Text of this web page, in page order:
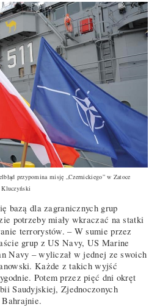
przypomina misję „Czernickiego” w Zatoce
bazą dla zagranicznych grup
potrzeby miały wkraczać na statki
terrorystów. – W sumie przez
grup z US Navy, US Marine
Navy – wyliczał w jednej ze swoich
Każde z takich wyjść
Potem przez pięć dni okręt
Saudyjskiej, Zjednoczonych